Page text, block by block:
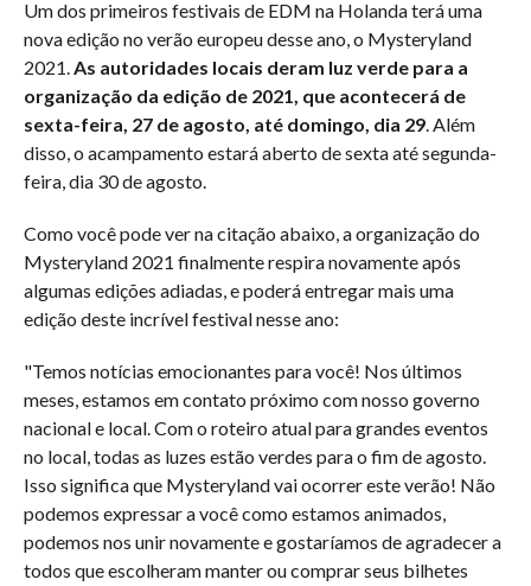
Um dos primeiros festivais de EDM na Holanda terá uma
nova edição no verão europeu desse ano, o Mysteryland
2021.As autoridades locais deram luz verde para a
organização da edição de 2021, que acontecerá de
sexta-feira, 27 de agosto, até domingo, dia 29. Além
disso, o acampamento estará aberto de sexta até segunda-
feira, dia 30 de agosto.
Como você pode ver na citação abaixo, a organização do
Mysteryland 2021 finalmente respira novamente após
algumas edições adiadas, e poderá entregar mais uma
edição deste incrível festival nesse ano:
"Temos notícias emocionantes para você! Nos últimos
meses, estamos em contato próximo com nosso governo
nacional e local. Com o roteiro atual para grandes eventos
no local, todas as luzes estão verdes para o fim de agosto.
Isso significa que Mysteryland vai ocorrer este verão! Não
podemos expressar a você como estamos animados,
podemos nos unir novamente e gostaríamos de agradecer a
todos que escolheram manter ou comprar seus bilhetes